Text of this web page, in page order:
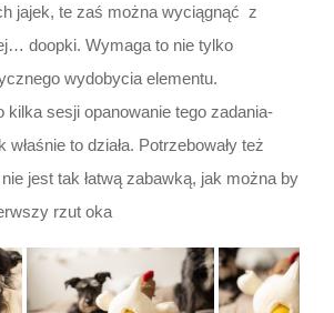
jajek, te zaś można wyciągnąć z
doopki. Wymaga to nie tylko
wydobycia elementu.
kilka sesji opanowanie tego zadania-
to działa. Potrzebowały też
jest tak łatwą zabawką, jak można by
rzut oka